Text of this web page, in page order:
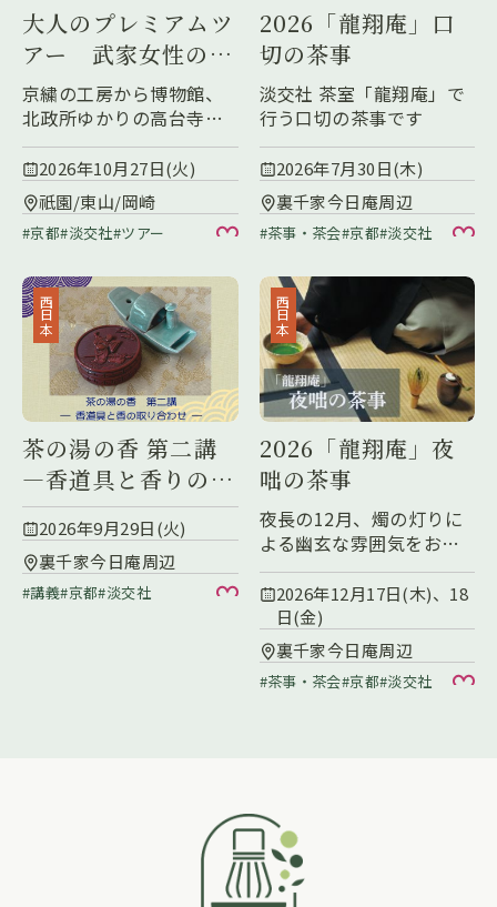
大人のプレミアムツ
アー 武家女性の装
いからみる刺繍文
化 ―桃山の美を訪
ねて―
京繍の工房から博物館、
北政所ゆかりの高台寺ま
で、普段は出会えない京
都の奥行きをめぐります
2026年10月27日(火)
祇園/東山/岡崎
京都 淡交社 ツアー お気に入り
2026「龍翔庵」口
切の茶事
淡交社 茶室「龍翔庵」で
行う口切の茶事です
2026年7月30日(木)
裏千家今日庵周辺
茶事・茶会 京都 淡交社 お
西日本
茶の湯の香 第二講
―香道具と香りの取
り合わせ―
2026年9月29日(火)
裏千家今日庵周辺
講義 京都 淡交社 お気に入り
西日本
2026「龍翔庵」夜
咄の茶事
夜長の12月、燭の灯りに
よる幽玄な雰囲気をお愉
しみください
2026年12月17日(木)、18
日(金)
裏千家今日庵周辺
茶事・茶会 京都 淡交社 お